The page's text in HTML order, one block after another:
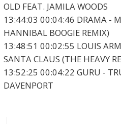
OLD FEAT. JAMILA WOODS
13:44:03 00:04:46 DRAMA -
HANNIBAL BOOGIE REMIX)
13:48:51 00:02:55 LOUIS
SANTA CLAUS (THE HEAVY
13:52:25 00:04:22 GURU -
DAVENPORT